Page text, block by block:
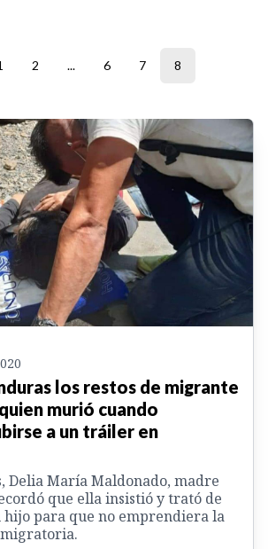
2 ... 6 7 8
los restos de migrante
murió cuando
a un tráiler en
Delia María Maldonado, madre
que ella insistió y trató de
hijo para que no emprendiera la